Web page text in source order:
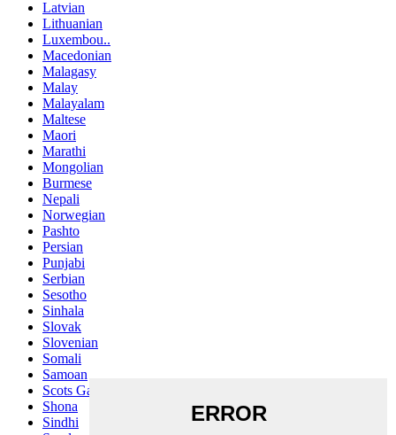
Latvian
Lithuanian
Luxembou..
Macedonian
Malagasy
Malay
Malayalam
Maltese
Maori
Marathi
Mongolian
Burmese
Nepali
Norwegian
Pashto
Persian
Punjabi
Serbian
Sesotho
Sinhala
Slovak
Slovenian
Somali
Samoan
Scots Gaelic
Shona
Sindhi